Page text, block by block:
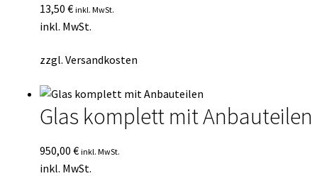
13,50 € inkl. MwSt.
inkl. MwSt.
zzgl. Versandkosten
Glas komplett mit Anbauteilen
950,00 € inkl. MwSt.
inkl. MwSt.